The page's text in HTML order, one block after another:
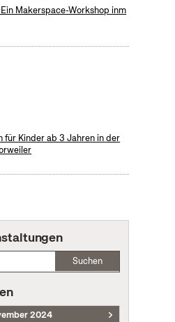
Makerspace-Workshop inm
für Kinder ab 3 Jahren in der
Suchen
2024